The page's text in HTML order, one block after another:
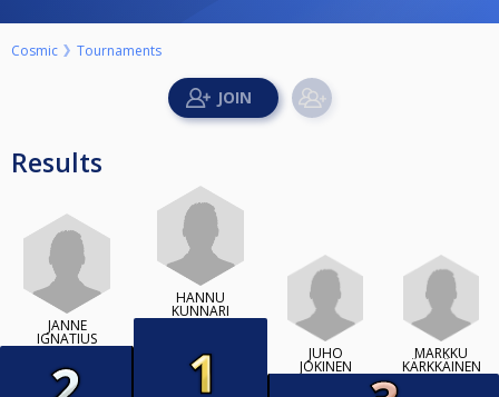
Cosmic Tournaments
Results
JANNE
IGNATIUS
HANNU
KUNNARI
JUHO
JOKINEN
MARKKU
KÄRKKÄINEN